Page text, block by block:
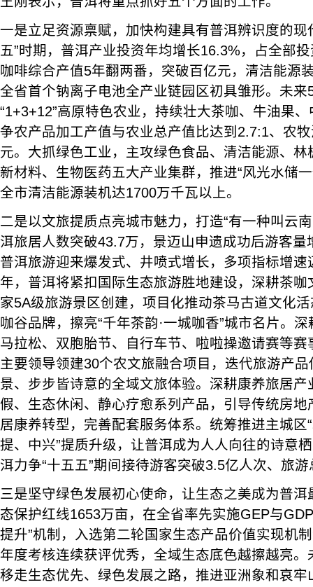
一是立足资源禀赋，加快构建具有普洱辨识度的现
五”时期，普洱产业投资年均增长16.3%，占全部
咖啡综合产值5年翻两番，突破百亿元，清洁能源
全省首个钠离子电池全产业链园区初具雏形。未来
“1+3+12”高原特色农业，持续壮大茶咖、牛油果
争农产品加工产值与农业总产值比达到2.7:1、农
元。大抓绿色工业，主攻绿色食品、清洁能源、
新材料、生物医药五大产业集群，推进“风光水储
全市清洁能源装机达1700万千瓦以上。
二是以文旅提质点亮城市魅力，打造“有一种叫云
洱旅居人数突破43.7万，景迈山申遗成功后游客量
普洱旅游迎来爆发式、井喷式增长，多项指标增
年，普洱将紧扣国际生态旅游胜地建设，深耕茶
家5A级旅游景区创建，项目化推动茶马古道文化
咖谷品牌，擦亮“千年茶韵·一城咖香”城市名片。
马拉松、双胞胎节、自行车节、啦啦操邀请赛等
主要领导领建30个农文旅融合项目，迭代旅游产
景、步步皆诗意的全域文旅体验。深耕康养旅居
假、生态休闲、静心疗愈系列产品，引导传统房
居康养转型，完善配套服务体系。统筹推进主城区
提、中兴”提质升级，让普洱成为人人向往的诗意
洱力争“十五五”期间接待游客突破3.5亿人次、旅
三是坚守绿色发展初心使命，让生态之美成为普
态保护红线1653万亩，在全省率先实施GEP与
提升”机制，入选第二轮国家生态产品价值实现机
年度考核连续获评优秀，全域生态底色越擦越亮
移走生态优先、绿色发展之路，推进亚洲象和哀